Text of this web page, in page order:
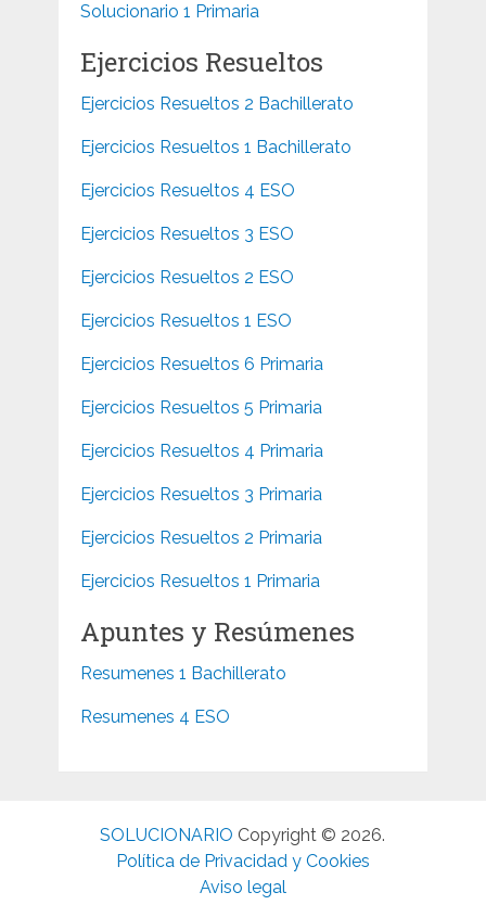
Solucionario 1 Primaria
Ejercicios Resueltos
Ejercicios Resueltos 2 Bachillerato
Ejercicios Resueltos 1 Bachillerato
Ejercicios Resueltos 4 ESO
Ejercicios Resueltos 3 ESO
Ejercicios Resueltos 2 ESO
Ejercicios Resueltos 1 ESO
Ejercicios Resueltos 6 Primaria
Ejercicios Resueltos 5 Primaria
Ejercicios Resueltos 4 Primaria
Ejercicios Resueltos 3 Primaria
Ejercicios Resueltos 2 Primaria
Ejercicios Resueltos 1 Primaria
Apuntes y Resúmenes
Resumenes 1 Bachillerato
Resumenes 4 ESO
SOLUCIONARIO Copyright © 2026.
Política de Privacidad y Cookies
Aviso legal